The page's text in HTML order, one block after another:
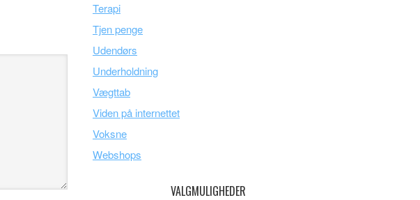
Terapi
Tjen penge
Udendørs
Underholdning
Vægttab
Viden på internettet
Voksne
Webshops
VALGMULIGHEDER